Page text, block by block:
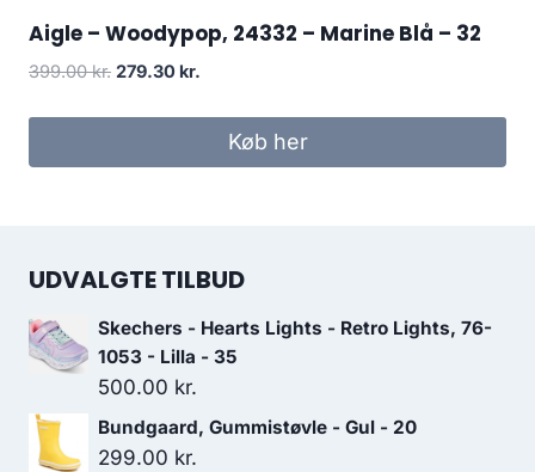
Aigle – Woodypop, 24332 – Marine Blå – 32
399.00kr. Den
279.30 kr.
Køb her
UDVALGTE TILBUD
Skechers - Hearts Lights - Retro Lights, 76-
1053 - Lilla - 35
500.00 kr.
Bundgaard, Gummistøvle - Gul - 20
299.00 kr.